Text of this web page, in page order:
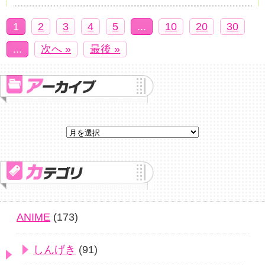
1 2 3 4 5 ... 10 20
30
...
次へ » 最後 »
ANIME (173)
しんげき (91)